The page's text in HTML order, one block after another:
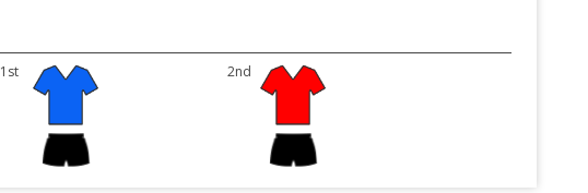
1st 2nd